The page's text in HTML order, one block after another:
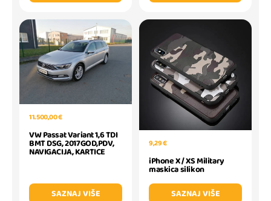
11.500,00 €
VW Passat Variant 1,6 TDI
BMT DSG, 2017GOD,PDV,
NAVIGACIJA, KARTICE
SAZNAJ VIŠE
9,29 €
iPhone X / XS Military
maskica silikon
SAZNAJ VIŠE